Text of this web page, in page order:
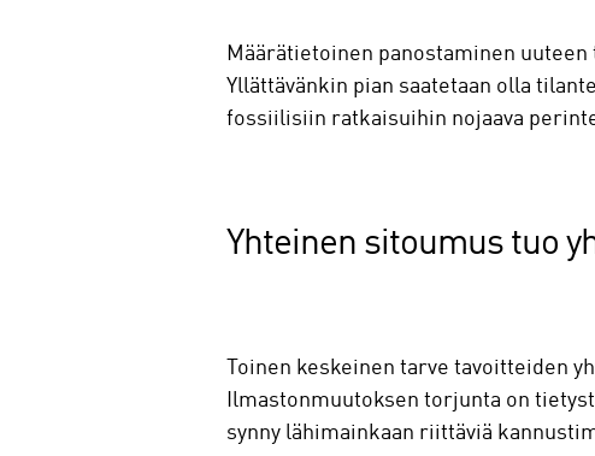
Määrätietoinen panostaminen
Yllättävänkin pian saatetaan olla
fossiilisiin ratkaisuihin nojaava
Yhteinen sitoumus tuo
Toinen keskeinen tarve tavoitteiden
Ilmastonmuutoksen torjunta on
synny lähimainkaan riittäviä